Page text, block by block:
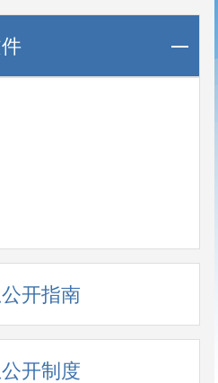
开指南
开制度